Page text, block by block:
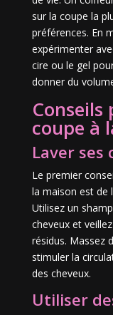
sur la coupe la
préférences. En
expérimenter
cire ou le gel
donner du
coupe à
Laver
Le premier
la maison est de
Utilisez un
cheveux et
résidus. Massez
stimuler la
des cheveux.
Utiliser